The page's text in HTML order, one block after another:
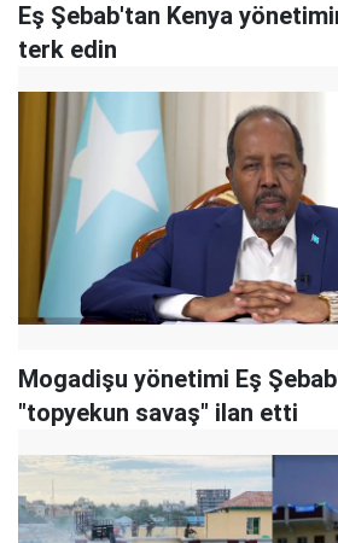
Eş Şebab'tan Kenya
terk edin
Mogadişu yönetimi Eş
"topyekun savaş" ilan etti